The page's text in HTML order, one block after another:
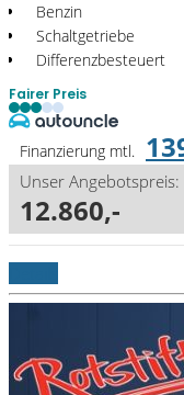
Benzin
Schaltgetriebe
Differenzbesteuert
Fairer Preis
Finanzierung mtl.
Unser Angebotspreis:
12.860,-